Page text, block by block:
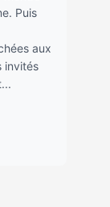
Puis
aux
invités